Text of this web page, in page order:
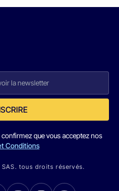
que vous acceptez nos
Conditions
tous droits réservés.